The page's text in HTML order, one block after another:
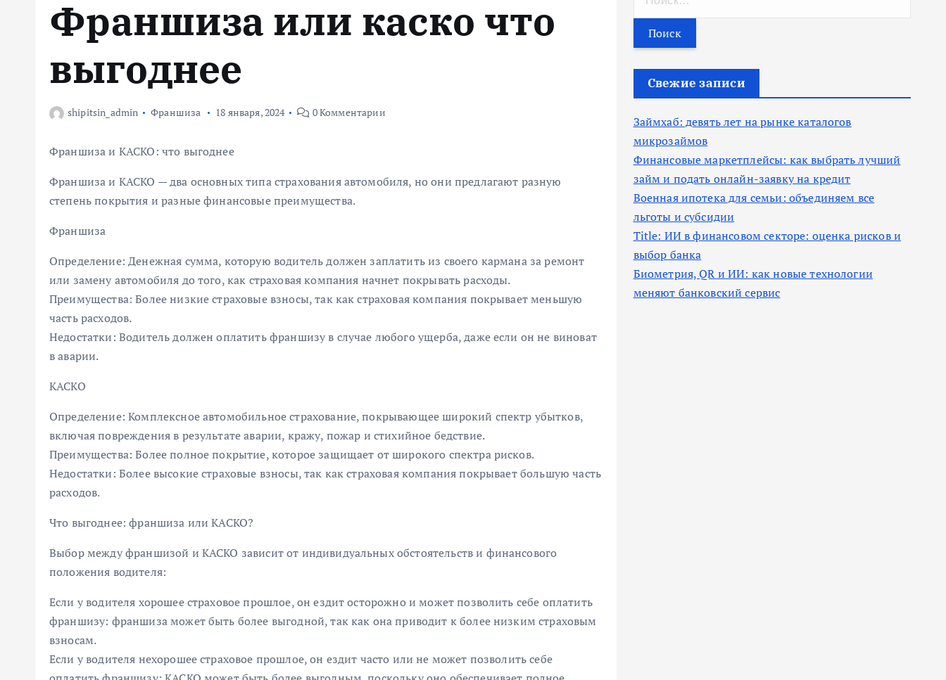
Франшиза или каско что
выгоднее
shipitsin_admin Франшиза 18 января, 2024 0 Комментарии
Франшиза и КАСКО: что выгоднее
Франшиза и КАСКО — два основных типа страхования автомобиля, но они предлагают разную
степень покрытия и разные финансовые преимущества.
Франшиза
Определение: Денежная сумма, которую водитель должен заплатить из своего кармана за ремонт
или замену автомобиля до того, как страховая компания начнет покрывать расходы.
Преимущества: Более низкие страховые взносы, так как страховая компания покрывает меньшую
часть расходов.
Недостатки: Водитель должен оплатить франшизу в случае любого ущерба, даже если он не виноват
в аварии.
КАСКО
Определение: Комплексное автомобильное страхование, покрывающее широкий спектр убытков,
включая повреждения в результате аварии, кражу, пожар и стихийное бедствие.
Преимущества: Более полное покрытие, которое защищает от широкого спектра рисков.
Недостатки: Более высокие страховые взносы, так как страховая компания покрывает большую часть
расходов.
Что выгоднее: франшиза или КАСКО?
Выбор между франшизой и КАСКО зависит от индивидуальных обстоятельств и финансового
положения водителя:
Если у водителя хорошее страховое прошлое, он ездит осторожно и может позволить себе оплатить
франшизу: франшиза может быть более выгодной, так как она приводит к более низким страховым
взносам.
Если у водителя нехорошее страховое прошлое, он ездит часто или не может позволить себе
т
и
Свежие записи
Займхаб: девять лет на рынке каталогов
микрозаймов
Финансовые маркетплейсы: как выбрать лучший
займ и подать онлайн-заявку на кредит
Военная ипотека для семьи: объединяем все
льготы и субсидии
Title: ИИ в финансовом секторе: оценка рисков и
выбор банка
Биометрия, QR и ИИ: как новые технологии
меняют банковский сервис